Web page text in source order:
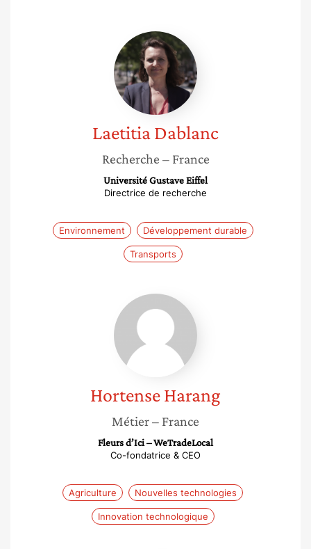
Laetitia
Dablanc
LaetitiaDablanc
Recherche – France
Université Gustave Eiffel
Directrice de recherche
Environnement Développement durable
Transports
Hortense
Harang
HortenseHarang
Métier– France
Fleurs d’Ici – WeTradeLocal
Co-fondatrice & CEO
Agriculture Nouvelles technologies
Innovation technologique